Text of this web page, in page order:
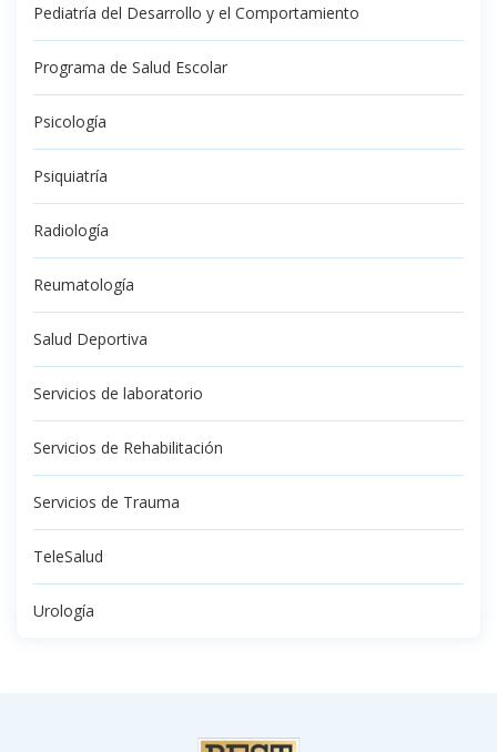
Pediatría del Desarrollo y el Comportamiento
Programa de Salud Escolar
Psicología
Psiquiatría
Radiología
Reumatología
Salud Deportiva
Servicios de laboratorio
Servicios de Rehabilitación
Servicios de Trauma
TeleSalud
Urología